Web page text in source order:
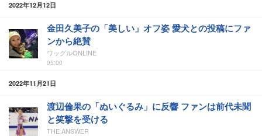
2022年12月12日
金田久美子の「美しい」オフ姿 愛犬との投稿にファ
ンから絶賛
ワッグルONLINE
05:00
2022年11月21日
渡辺倫果の「ぬいぐるみ」に反響 ファンは前代未聞
と笑撃を受ける
THE ANSWER